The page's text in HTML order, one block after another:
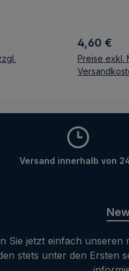
Regulärer
4,60 €
Preise exkl.
Versand innerhalb von
Sie jetzt einfach unseren
stets unter den Ersten